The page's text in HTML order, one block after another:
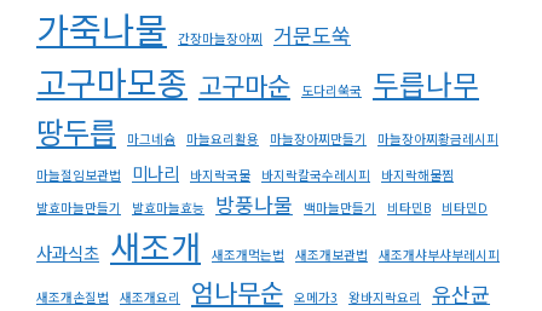
가죽나물 간장마늘장아찌 거문도쑥
고구마모종 고구마순 도다리쑥국 두릅나무
땅두릅 마그네슘 마늘요리활용 마늘장아찌만들기
마늘장아찌황금레시피
마늘절임보관법
미나리 바지락국물 바지락칼국수레시피
바지락해물찜
발효마늘만들기
발효마늘효능 방풍나물 백마늘만들기 비타민B 비타민D
사과식초 새조개 새조개먹는법 새조개보관법 새조개샤부샤부레시피
새조개손질법 새조개요리 엄나무순 오메가3 왕바지락요리 유산균